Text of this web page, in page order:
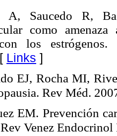
A, Saucedo R,
como
los estrógenos.
Links ]
EJ, Rocha MI,
Rev Méd.
EM. Prevención
Venez